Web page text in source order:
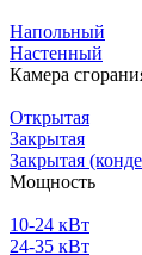
Напольный
Настенный
Камера
Открытая
Закрытая
Закрытая
Мощность
10-24 кВт
24-35 кВт